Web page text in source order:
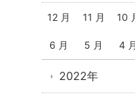
12 月 11 月 10
6 月 5 月 4 月
2022年